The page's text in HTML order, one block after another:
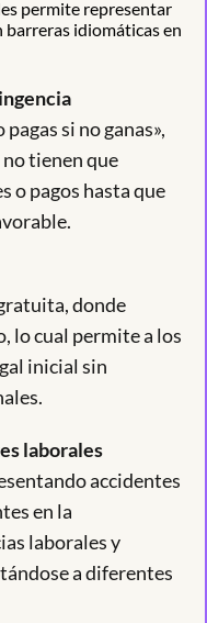
permite representar
idiomáticas en
si no ganas»,
tienen que
o pagos hasta que
donde
lo cual permite a los
inicial sin
laborales
accidentes
en la
laborales y
a diferentes